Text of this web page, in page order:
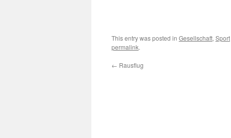
This entry was posted in Gesellschaft, Sport
permalink.
← Rausflug